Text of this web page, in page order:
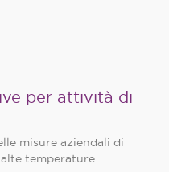
per attività di
misure aziendali di
temperature.